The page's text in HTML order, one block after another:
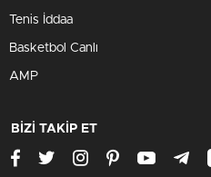
Tenis İddaa
Basketbol Canlı
AMP
BİZİ TAKİP ET